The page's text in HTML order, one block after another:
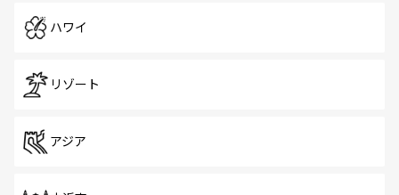
ハワイ
リゾート
アジア